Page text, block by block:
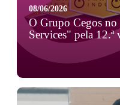
08/06/2026
O Grupo Cegos
Services" pela 12.ª
A Training Industry